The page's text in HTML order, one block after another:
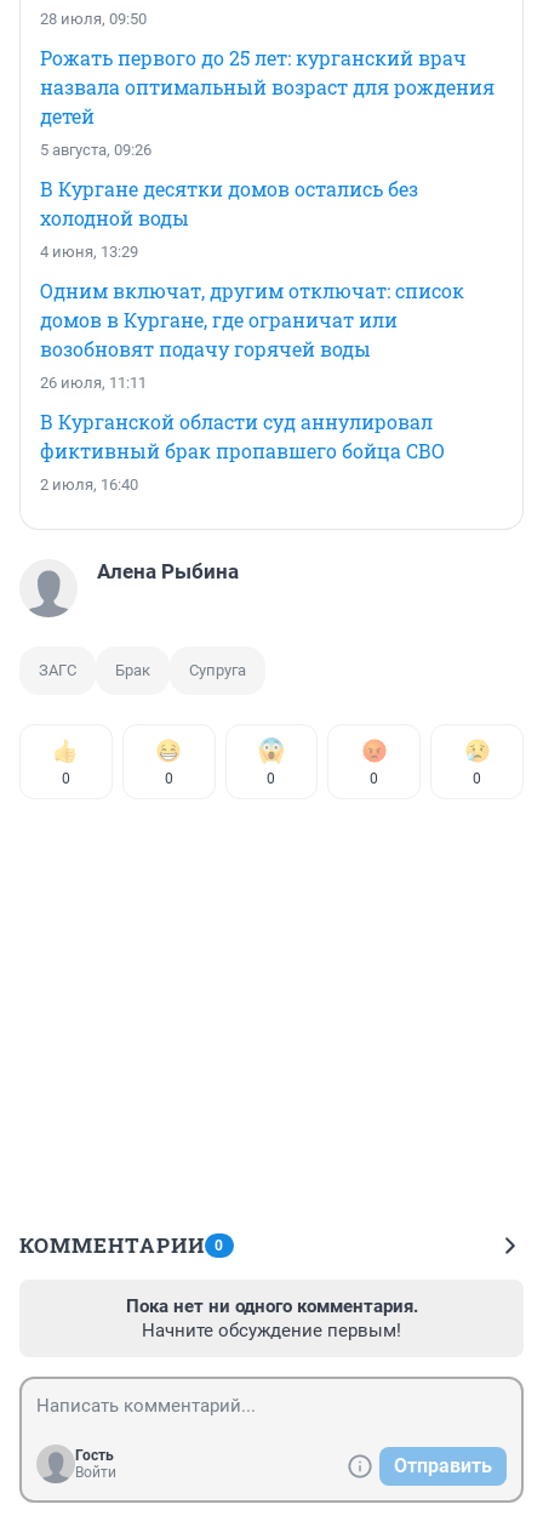
28 июля, 09:50
Рожать первого до 25 лет: курганский врач
назвала оптимальный возраст для рождения
детей
5 августа, 09:26
В Кургане десятки домов остались без
холодной воды
4 июня, 13:29
Одним включат, другим отключат: список
домов в Кургане, где ограничат или
возобновят подачу горячей воды
26 июля, 11:11
В Курганской области суд аннулировал
фиктивный брак пропавшего бойца СВО
2 июля, 16:40
Алена Рыбина
ЗАГС Брак Супруга
0 0 0 0 0
КОММЕНТАРИИ 0
Пока нет ни одного комментария.
Начните обсуждение первым!
Гость
Войти
Отправить